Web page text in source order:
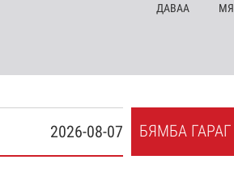
ДАВАА МЯ
2026-08-07 БЯМБА ГАРАГ